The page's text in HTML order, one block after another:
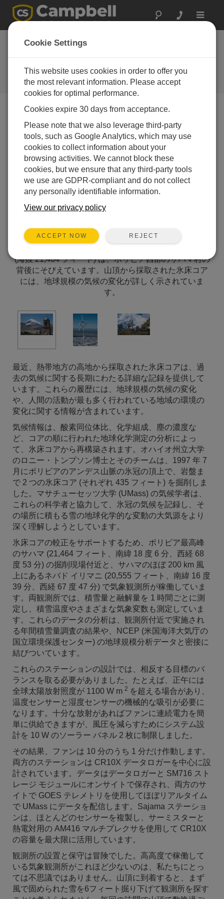
Toggle
ボリビア: 気候変動と
氷床コアデータ
熱帯氷床コアが地球の気候史を明
らかにする
(海抜 21,464 フィート) は、ボリビア西部のサハマ村の
背後にそびえています。山頂から採取された氷床コア
には、地球規模の気候の変化が詳しく示されていま
す。
最近、熱帯地方の高地から採取された氷床コアは、過
去の気候に関する長期にわたる詳細な記録を提供して
います。これらの履歴には、地球規模の気候の変化
や、人間の活動が最も多く行われている地域の環境の
変化に関する情報が含まれています。
気候情報は、酸素同位体比、化学組成、塵の濃度な
ど、コアの順に行われた地球化学測定の分析によっ
て、氷床コアから再構築されます。オハイオ州立大学
のロニー・トンプソン博士とそのチームは、1997 年 7
月にボリビアのアンデス山脈の氷冠の頂上で、岩盤ま
で 2 つの氷床コア (それぞれ 435 フィート) を掘削しま
した。マサチューセッツ大学 (UMass) の気候学者は、
これらの科学者と協力して、氷冠の気候を記録し、そ
の場所に積もる雪の地球化学的な変動の大気源をより
深く理解しようとしています。
氷床コアの較正をサポートするため、ボリビア最高峰
のサハマ (21,464 フィート、南緯 18 度 6 分、西経 68
度 53 分) の掘削現場付近と、サハマのほぼ 200 km 風
上にあるネバド イリマニ (20,555 フィート、南緯 16 度
39 分、西経 67 度 47 分) で気象観測所が稼働していま
す。両観測所では、積雪量と融解量を 1 時間ごとに測
定し、積雪温度やさまざまな気象変数も測定していま
す。これらのデータの分析は、観測所付近で実施され
る年間積雪量調査の結果や、NCEP (米国海洋大気庁の
国立環境保護センター) の地球規模分析データと密接に
結びついています。
これらのステーションの設計では、相反する目標のバ
ランスを取る必要がありました。たとえば、正午には
全球太陽放射照度が 1100 W m 2 を超える場合があり、
温度センサーと湿度センサーの機械的な吸引が必要に
なります。十分な放射があればファンに連続電力を簡
単に供給できますが、風圧を減らすためにシステム設
計を 10 W のソーラー パネル 2 枚に制限しました。
その結果、ファンは 10 分のうち 1 分だけ作動します。
両方のステーションは CR10X データロガーを中心に設
計されています。データはデータロガーと SM716 スト
レージ モジュールにオンサイトで保存され、両方のサ
イトで GOES テレメトリを使用してほぼリアルタイム
で UMass にデータを配信します。Sajama ステーショ
ンは、ほとんどのセンサーを複製し、サーミスターと
熱電対用の AM416 マルチプレクサを使用して CR10X
の容量を最大限に活用しています。
観測所の設置と保守は冒険でした。高高度で稼働して
いる気象観測所がこれほど少ないのは、私たちにとっ
ては不思議ではありません。山頂に到着すると、まず
風で固められた雪を6フィート掘り下げて観測所を探す
Cookie Settings
This website uses cookies in order to offer you
the most relevant information. Please accept
cookies for optimal performance.
Cookies expire 30 days from acceptance.
Please note that we also leverage third-party
tools, such as Google Analytics, which may use
cookies to collect information about your
browsing activities. We cannot block these
cookies, but we ensure that any third-party tools
we use are GDPR-compliant and do not collect
any personally identifiable information.
View our privacy policy
ACCEPT NOW REJECT